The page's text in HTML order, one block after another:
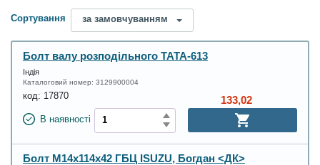
Сортування за замовчуванням
Болт валу розподільного ТАТА-613
Індія
Каталоговий номер: 3129900004
код: 17870
В наявності
133,02
Болт М14х114х42 ГБЦ ISUZU, Богдан <ДК>